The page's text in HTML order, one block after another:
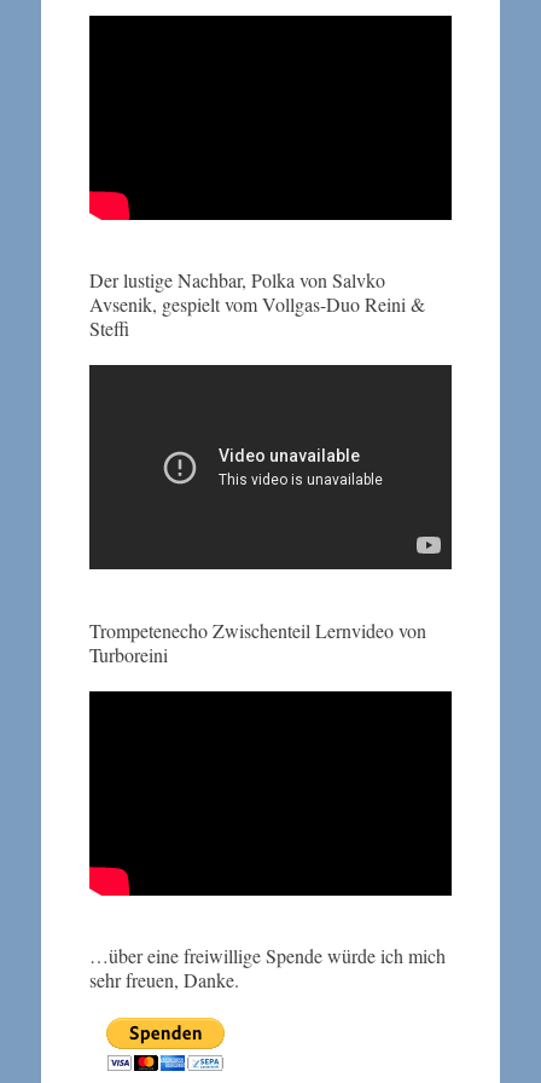
Der lustige Nachbar, Polka von Salvko
Avsenik, gespielt vom Vollgas-Duo Reini &
Steffi
Trompetenecho Zwischenteil Lernvideo von
Turboreini
…über eine freiwillige Spende würde ich mich
sehr freuen, Danke.